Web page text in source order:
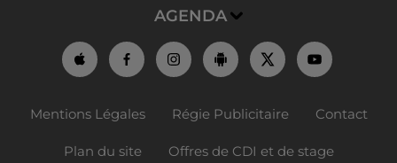
AGENDA
Mentions Légales Régie Publicitaire Contact
Plan du site Offres de CDI et de stage